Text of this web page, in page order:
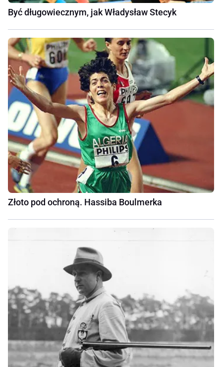
Być długowiecznym, jak Władysław Stecyk
Złoto pod ochroną. Hassiba Boulmerka